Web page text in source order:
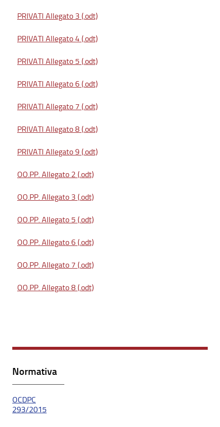
PRIVATI Allegato 3 (.odt)
PRIVATI Allegato 4 (.odt)
PRIVATI Allegato 5 (.odt)
PRIVATI Allegato 6 (.odt)
PRIVATI Allegato 7 (.odt)
PRIVATI Allegato 8 (.odt)
PRIVATI Allegato 9 (.odt)
OO.PP. Allegato 2 (.odt)
OO.PP. Allegato 3 (.odt)
OO.PP. Allegato 5 (.odt)
OO.PP. Allegato 6 (.odt)
OO.PP. Allegato 7 (.odt)
OO.PP. Allegato 8 (.odt)
Normativa
OCDPC
293/2015